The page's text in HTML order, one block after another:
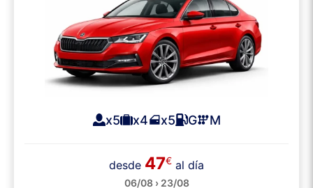
x5 x4 x5 G M
desde 47€ al día
06/08 › 23/08